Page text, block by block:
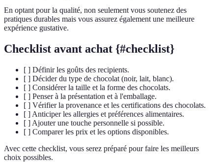
En optant pour la qualité, non seulement vous soutenez des
pratiques durables mais vous assurez également une meilleure
expérience gustative.
Checklist avant achat {#checklist}
[ ] Définir les goûts des recipients.
[ ] Décider du type de chocolat (noir, lait, blanc).
[ ] Considérer la taille et la forme des chocolats.
[ ] Penser à la présentation et à l'emballage.
[ ] Vérifier la provenance et les certifications des chocolats.
[ ] Anticiper les allergies et préférences alimentaires.
[ ] Ajouter une touche personnelle si possible.
[ ] Comparer les prix et les options disponibles.
Avec cette checklist, vous serez préparé pour faire les meilleurs
choix possibles.